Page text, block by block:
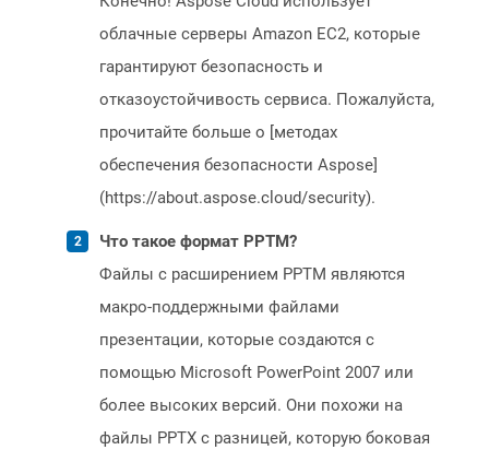
облачные серверы Amazon EC2, которые
гарантируют безопасность и
отказоустойчивость сервиса. Пожалуйста,
прочитайте больше о [методах
обеспечения безопасности Aspose]
(https://about.aspose.cloud/security).
Что такое формат PPTM?
Файлы с расширением PPTM являются
макро-поддержными файлами
презентации, которые создаются с
помощью Microsoft PowerPoint 2007 или
более высоких версий. Они похожи на
файлы PPTX с разницей, которую боковая